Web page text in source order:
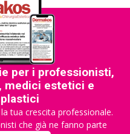
per i professionisti,
medici estetici e
tua crescita professionale.
che già ne fanno parte